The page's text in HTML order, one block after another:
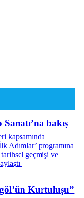
bakış
kapsamında
Adımlar’ programına
tarihsel geçmişi ve
Kurtuluşu”